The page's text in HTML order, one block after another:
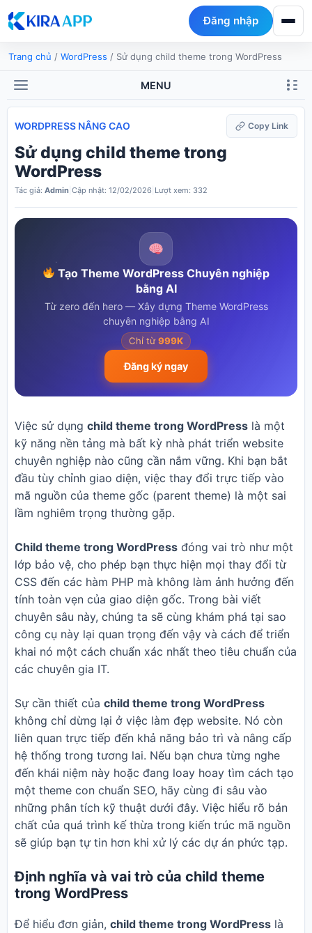
Đăng nhập
Trang chủ / WordPress / Sử dụng child theme trong WordPress
MENU
WORDPRESS NÂNG CAO Copy Link
Sử dụng child theme trong
WordPress
Tác giả: Admin Cập nhật: 12/02/2026 Lượt xem: 332
Tạo Theme WordPress Chuyên nghiệp
bằng AI
Từ zero đến hero — Xây dựng Theme WordPress
chuyên nghiệp bằng AI
Chỉ từ999K
Đăng ký ngay
Việc sử dụng child theme trong WordPress là một
kỹ năng nền tảng mà bất kỳ nhà phát triển website
chuyên nghiệp nào cũng cần nắm vững. Khi bạn bắt
đầu tùy chỉnh giao diện, việc thay đổi trực tiếp vào
mã nguồn của theme gốc (parent theme) là một sai
lầm nghiêm trọng thường gặp.
Child theme trong WordPress đóng vai trò như một
lớp bảo vệ, cho phép bạn thực hiện mọi thay đổi từ
CSS đến các hàm PHP mà không làm ảnh hưởng đến
tính toàn vẹn của giao diện gốc. Trong bài viết
chuyên sâu này, chúng ta sẽ cùng khám phá tại sao
công cụ này lại quan trọng đến vậy và cách để triển
khai nó một cách chuẩn xác nhất theo tiêu chuẩn của
các chuyên gia IT.
Sự cần thiết của child theme trong WordPress
không chỉ dừng lại ở việc làm đẹp website. Nó còn
liên quan trực tiếp đến khả năng bảo trì và nâng cấp
hệ thống trong tương lai. Nếu bạn chưa từng nghe
đến khái niệm này hoặc đang loay hoay tìm cách tạo
một theme con chuẩn SEO, hãy cùng đi sâu vào
những phân tích kỹ thuật dưới đây. Việc hiểu rõ bản
chất của quá trình kế thừa trong kiến trúc mã nguồn
sẽ giúp bạn tự tin hơn khi xử lý các dự án phức tạp.
Định nghĩa và vai trò của child theme
trong WordPress
Để hiểu đơn giản, child theme trong WordPress là